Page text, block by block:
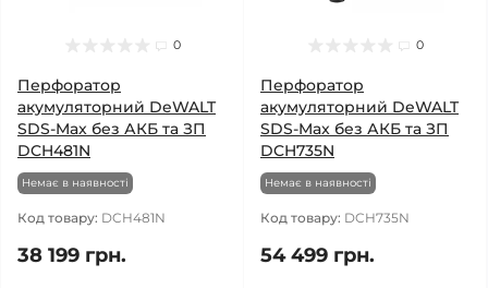
0
Перфоратор
акумуляторний DeWALT
SDS-Max без АКБ та ЗП
DCH481N
Немає в наявності
Код товару: DCH481N
38 199 грн.
0
Перфоратор
акумуляторний DeWALT
SDS-Max без АКБ та ЗП
DCH735N
Немає в наявності
Код товару: DCH735N
54 499 грн.